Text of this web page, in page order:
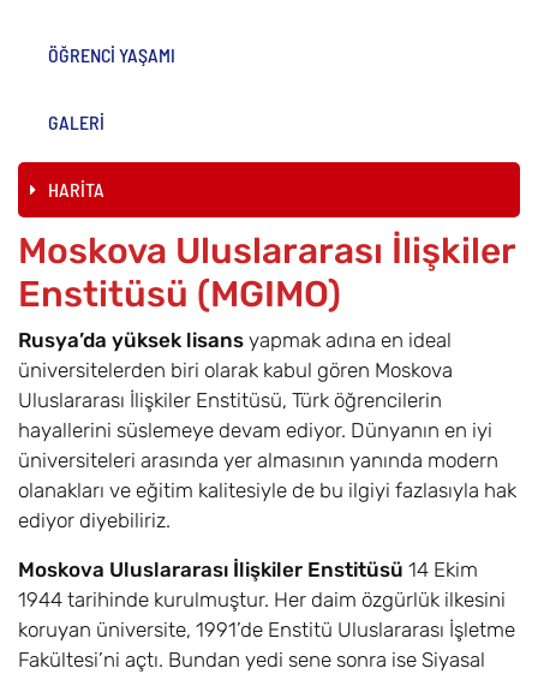
ÖĞRENCİ YAŞAMI
GALERİ
HARİTA
Moskova Uluslararası İlişkiler
Enstitüsü (MGIMO)
Rusya’da yüksek lisans yapmak adına en ideal
üniversitelerden biri olarak kabul gören Moskova
Uluslararası İlişkiler Enstitüsü, Türk öğrencilerin
hayallerini süslemeye devam ediyor. Dünyanın en iyi
üniversiteleri arasında yer almasının yanında modern
olanakları ve eğitim kalitesiyle de bu ilgiyi fazlasıyla hak
ediyor diyebiliriz.
Moskova Uluslararası İlişkiler Enstitüsü 14 Ekim
1944 tarihinde kurulmuştur. Her daim özgürlük ilkesini
koruyan üniversite, 1991’de Enstitü Uluslararası İşletme
Fakültesi’ni açtı. Bundan yedi sene sonra ise Siyasal